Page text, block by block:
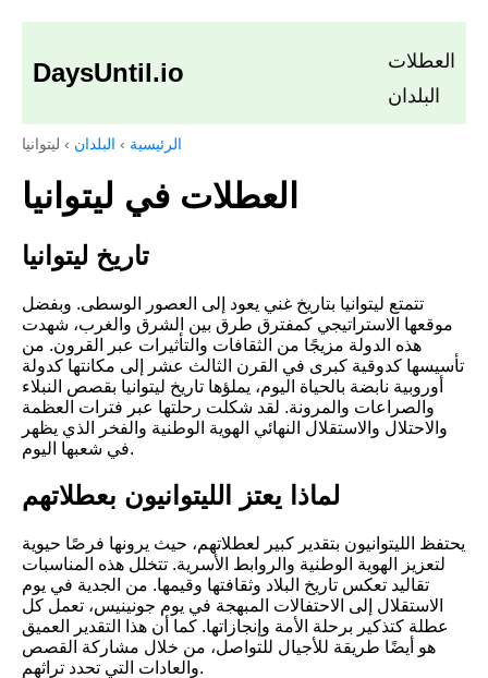
DaysUntil.io
العطلات
البلدان
الرئيسية › البلدان › ليتوانيا
العطلات في ليتوانيا
تاريخ ليتوانيا
تتمتع ليتوانيا بتاريخ غني يعود إلى العصور الوسطى. وبفضل
موقعها الاستراتيجي كمفترق طرق بين الشرق والغرب، شهدت
هذه الدولة مزيجًا من الثقافات والتأثيرات عبر القرون. من
تأسيسها كدوقية كبرى في القرن الثالث عشر إلى مكانتها كدولة
أوروبية نابضة بالحياة اليوم، يملؤها تاريخ ليتوانيا بقصص النبلاء
والصراعات والمرونة. لقد شكلت رحلتها عبر فترات العظمة
والاحتلال والاستقلال النهائي الهوية الوطنية والفخر الذي يظهر
في شعبها اليوم.
لماذا يعتز الليتوانيون بعطلاتهم
يحتفظ الليتوانيون بتقدير كبير لعطلاتهم، حيث يرونها فرصًا حيوية
لتعزيز الهوية الوطنية والروابط الأسرية. تتخلل هذه المناسبات
تقاليد تعكس تاريخ البلاد وثقافتها وقيمها. من الجدية في يوم
الاستقلال إلى الاحتفالات المبهجة في يوم جونينيس، تعمل كل
عطلة كتذكير برحلة الأمة وإنجازاتها. كما أن هذا التقدير العميق
هو أيضًا طريقة للأجيال للتواصل، من خلال مشاركة القصص
والعادات التي تحدد تراثهم.